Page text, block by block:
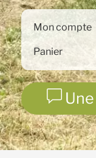
Mon compte
Panier
Une